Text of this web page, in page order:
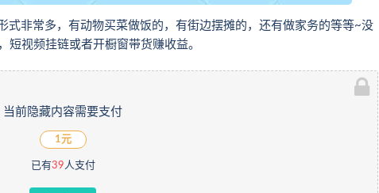
式非常多，有动物买菜做饭的，有街边摆摊的，还有做家务的等等~没
短视频挂链或者开橱窗带货赚收益。
当前隐藏内容需要支付
1元
已有39人支付